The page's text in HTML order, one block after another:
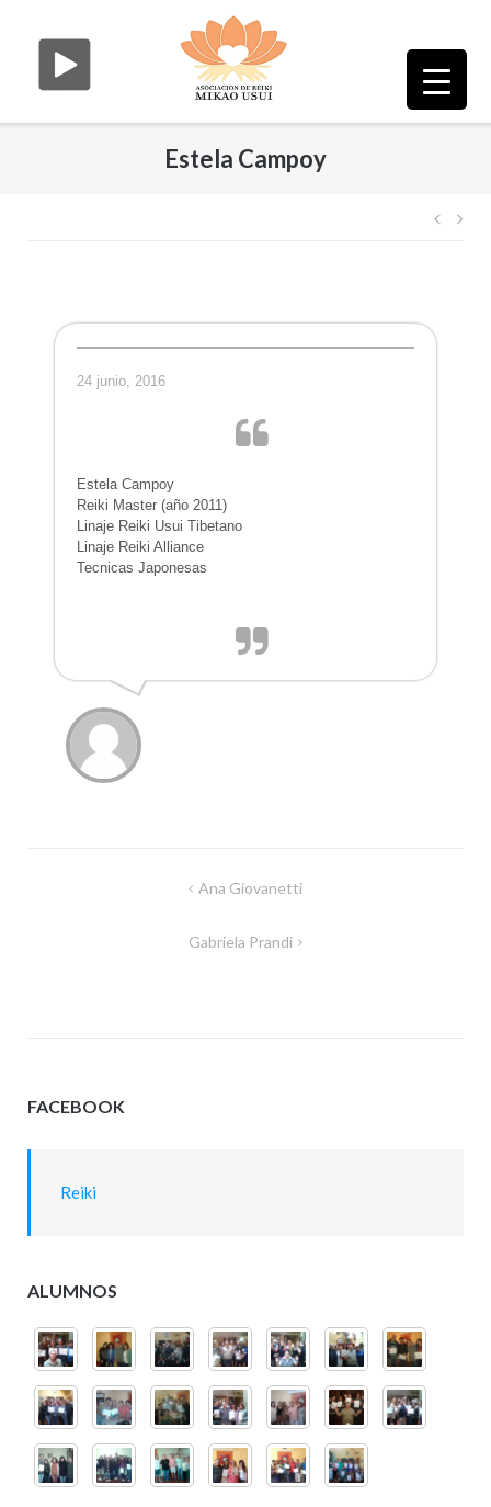
contenido
Estela Campoy
24 junio, 2016
Estela Campoy
Reiki Master (año 2011)
Linaje Reiki Usui Tibetano
Linaje Reiki Alliance
Tecnicas Japonesas
Ana Giovanetti
Gabriela Prandi
FACEBOOK
Reiki
ALUMNOS